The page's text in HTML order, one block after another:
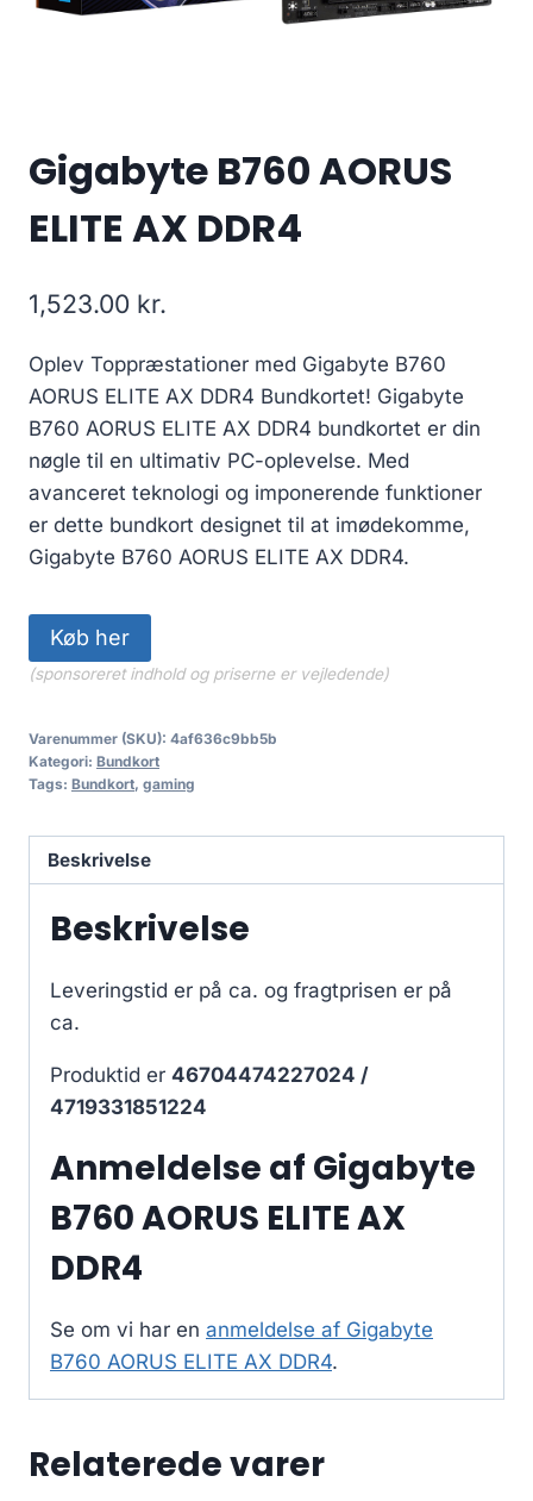
Gigabyte B760 AORUS
ELITE AX DDR4
1,523.00 kr.
Oplev Toppræstationer med Gigabyte B760
AORUS ELITE AX DDR4 Bundkortet! Gigabyte
B760 AORUS ELITE AX DDR4 bundkortet er din
nøgle til en ultimativ PC-oplevelse. Med
avanceret teknologi og imponerende funktioner
er dette bundkort designet til at imødekomme,
Gigabyte B760 AORUS ELITE AX DDR4.
Køb her
(sponsoreret indhold og priserne er vejledende)
Varenummer (SKU): 4af636c9bb5b
Kategori: Bundkort
Tags: Bundkort, gaming
Beskrivelse
Beskrivelse
Leveringstid er på ca. og fragtprisen er på
ca.
Produktid er 46704474227024 /
4719331851224
Anmeldelse af Gigabyte
B760 AORUS ELITE AX
DDR4
Se om vi har en anmeldelse af Gigabyte
B760 AORUS ELITE AX DDR4.
Relaterede varer